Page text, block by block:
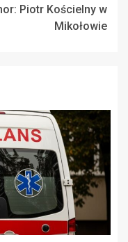
Piotr Kościelny w
Mikołowie